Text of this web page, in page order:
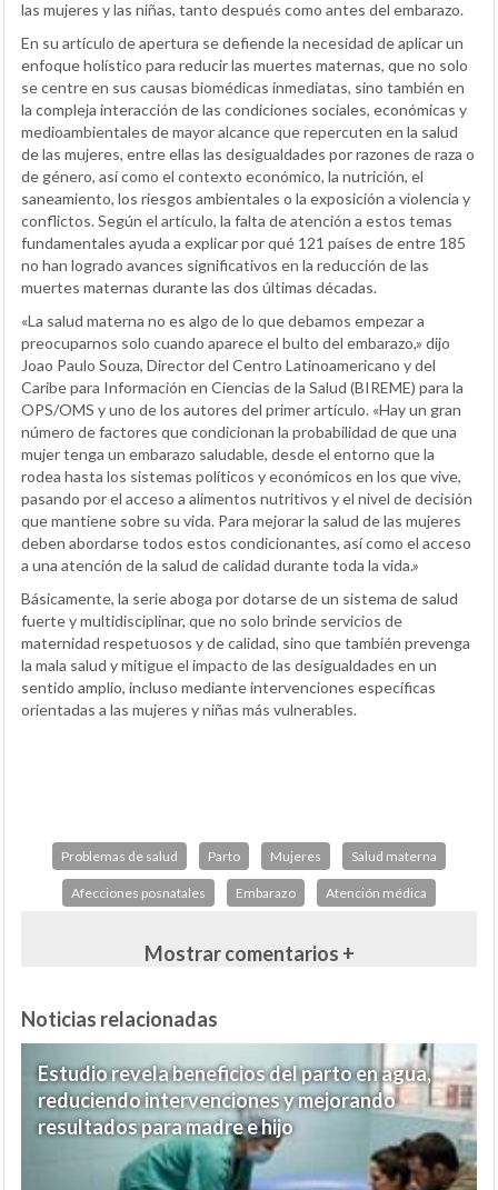
las mujeres y las niñas, tanto después como antes del embarazo.
En su artículo de apertura se defiende la necesidad de aplicar un
enfoque holístico para reducir las muertes maternas, que no solo
se centre en sus causas biomédicas inmediatas, sino también en
la compleja interacción de las condiciones sociales, económicas y
medioambientales de mayor alcance que repercuten en la salud
de las mujeres, entre ellas las desigualdades por razones de raza o
de género, así como el contexto económico, la nutrición, el
saneamiento, los riesgos ambientales o la exposición a violencia y
conflictos. Según el artículo, la falta de atención a estos temas
fundamentales ayuda a explicar por qué 121 países de entre 185
no han logrado avances significativos en la reducción de las
muertes maternas durante las dos últimas décadas.
«La salud materna no es algo de lo que debamos empezar a
preocuparnos solo cuando aparece el bulto del embarazo,» dijo
Joao Paulo Souza, Director del Centro Latinoamericano y del
Caribe para Información en Ciencias de la Salud (BIREME) para la
OPS/OMS y uno de los autores del primer artículo. «Hay un gran
número de factores que condicionan la probabilidad de que una
mujer tenga un embarazo saludable, desde el entorno que la
rodea hasta los sistemas políticos y económicos en los que vive,
pasando por el acceso a alimentos nutritivos y el nivel de decisión
que mantiene sobre su vida. Para mejorar la salud de las mujeres
deben abordarse todos estos condicionantes, así como el acceso
a una atención de la salud de calidad durante toda la vida.»
Básicamente, la serie aboga por dotarse de un sistema de salud
fuerte y multidisciplinar, que no solo brinde servicios de
maternidad respetuosos y de calidad, sino que también prevenga
la mala salud y mitigue el impacto de las desigualdades en un
sentido amplio, incluso mediante intervenciones específicas
orientadas a las mujeres y niñas más vulnerables.
Problemas de salud Parto Mujeres Salud materna
Afecciones posnatales Embarazo Atención médica
Mostrar comentarios +
Noticias relacionadas
Estudio revela beneficios del parto en agua,
reduciendo intervenciones y mejorando
resultados para madre e hijo